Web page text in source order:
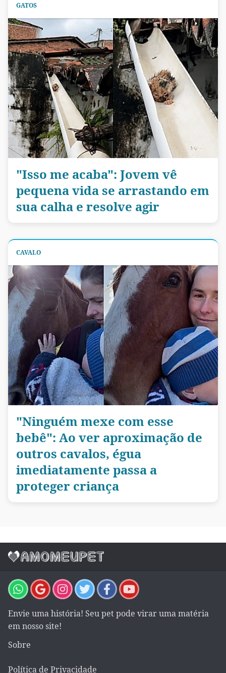
GATOS
"Isso me acaba": Jovem vê
pequena vida se arrastando em
sua calha e resolve agir
CAVALO
"Ninguém mexe com esse
bebê": Ao ver aproximação de
outros cavalos, égua
imediatamente passa a
proteger criança
Envie uma história! Seu pet pode virar uma matéria
em nosso site!
Sobre
Política de Privacidade